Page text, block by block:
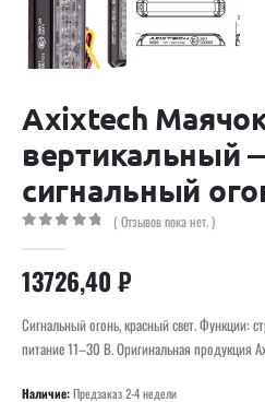
Axixtech
вертикальный
сигнальный
( Отзывов пока нет. )
13726,40 ₽
Сигнальный огонь, красный свет. Функции:
питание 11–30 В. Оригинальная продукция
Наличие:Предзаказ 2-4 недели